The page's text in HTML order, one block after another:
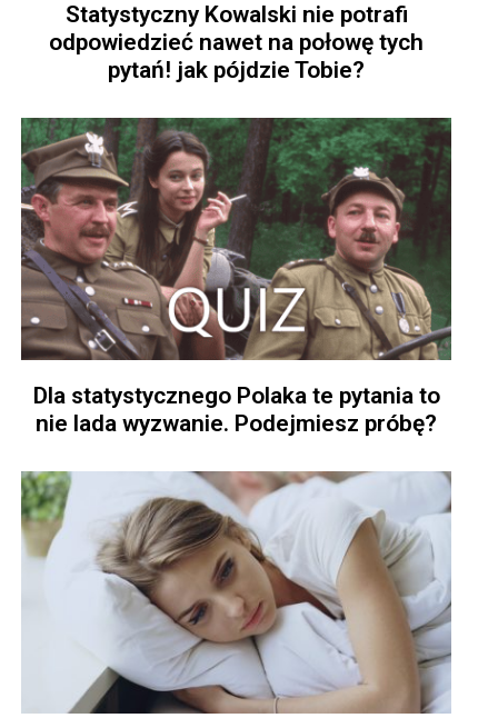
Statystyczny Kowalski nie potrafi
odpowiedzieć nawet na połowę tych
pytań! jak pójdzie Tobie?
Dla statystycznego Polaka te pytania to
nie lada wyzwanie. Podejmiesz próbę?